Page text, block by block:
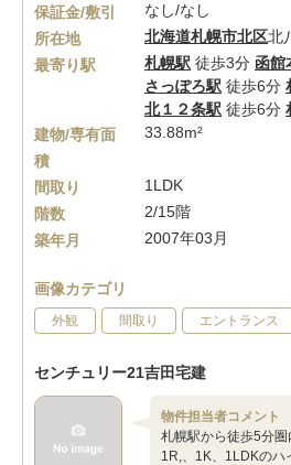
保証金/敷引
なし/なし
所在地
北海道札幌市北区北
最寄り駅
札幌駅 徒歩3分 函館
さっぽろ駅 徒歩6分
北１２条駅 徒歩6分
建物/専有面
積
33.88m²
間取り
1LDK
階数
2/15階
築年月
2007年03月
画像カテゴリ
外観 間取り エントランス
センチュリー21吉田宅建
物件担当者コメント
札幌駅から徒歩5分圏
1R,、1K、1LDKのハ